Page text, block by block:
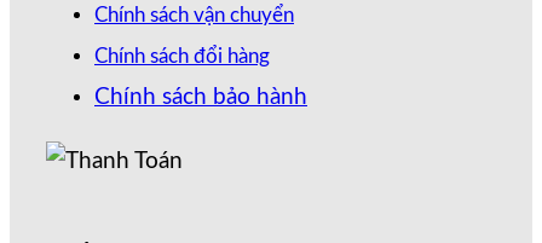
Chính sách vận chuyển
Chính sách đổi hàng
Chính sách bảo hành